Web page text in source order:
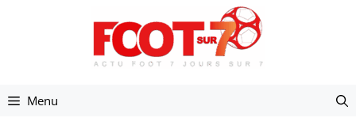
Menu